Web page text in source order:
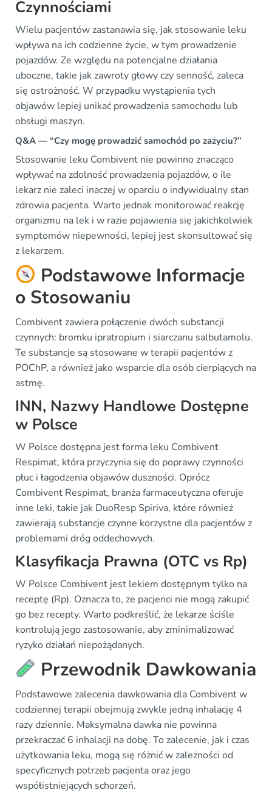
Czynnościami
Wielu pacjentów zastanawia się, jak stosowanie leku
wpływa na ich codzienne życie, w tym prowadzenie
pojazdów. Ze względu na potencjalne działania
uboczne, takie jak zawroty głowy czy senność, zaleca
się ostrożność. W przypadku wystąpienia tych
objawów lepiej unikać prowadzenia samochodu lub
obsługi maszyn.
Q&A — “Czy mogę prowadzić samochód po zażyciu?”
Stosowanie leku Combivent nie powinno znacząco
wpływać na zdolność prowadzenia pojazdów, o ile
lekarz nie zaleci inaczej w oparciu o indywidualny stan
zdrowia pacjenta. Warto jednak monitorować reakcję
organizmu na lek i w razie pojawienia się jakichkolwiek
symptomów niepewności, lepiej jest skonsultować się
z lekarzem.
Podstawowe Informacje
o Stosowaniu
Combivent zawiera połączenie dwóch substancji
czynnych: bromku ipratropium i siarczanu salbutamolu.
Te substancje są stosowane w terapii pacjentów z
POChP, a również jako wsparcie dla osób cierpiących na
astmę.
INN, Nazwy Handlowe Dostępne
w Polsce
W Polsce dostępna jest forma leku Combivent
Respimat, która przyczynia się do poprawy czynności
płuc i łagodzenia objawów duszności. Oprócz
Combivent Respimat, branża farmaceutyczna oferuje
inne leki, takie jak DuoResp Spiriva, które również
zawierają substancje czynne korzystne dla pacjentów z
problemami dróg oddechowych.
Klasyfikacja Prawna (OTC vs Rp)
W Polsce Combivent jest lekiem dostępnym tylko na
receptę (Rp). Oznacza to, że pacjenci nie mogą zakupić
go bez recepty. Warto podkreślić, że lekarze ściśle
kontrolują jego zastosowanie, aby zminimalizować
ryzyko działań niepożądanych.
Przewodnik Dawkowania
Podstawowe zalecenia dawkowania dla Combivent w
codziennej terapii obejmują zwykle jedną inhalację 4
razy dziennie. Maksymalna dawka nie powinna
przekraczać 6 inhalacji na dobę. To zalecenie, jak i czas
użytkowania leku, mogą się różnić w zależności od
specyficznych potrzeb pacjenta oraz jego
współistniejących schorzeń.